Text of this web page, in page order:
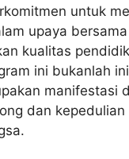
untuk
upaya
kualitas
ini bukanlah
manifestasi
dan